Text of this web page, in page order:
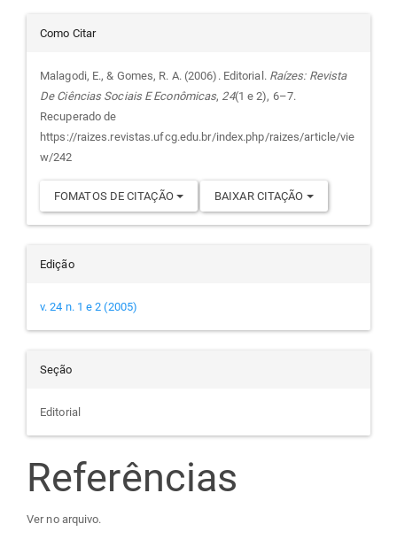
Detalhes
do
artigo
Como Citar
Malagodi, E., & Gomes, R. A. (2006). Editorial. Raízes: Revista
De Ciências Sociais E Econômicas, 24(1 e 2), 6–7.
Recuperado de
https://raizes.revistas.ufcg.edu.br/index.php/raizes/article/vie
w/242
FOMATOS DE CITAÇÃO BAIXAR CITAÇÃO
Edição
v. 24 n. 1 e 2 (2005)
Seção
Editorial
Referências
Ver no arquivo.